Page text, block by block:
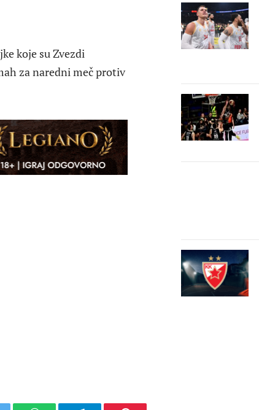
koje su Zvezdi
za naredni meč protiv